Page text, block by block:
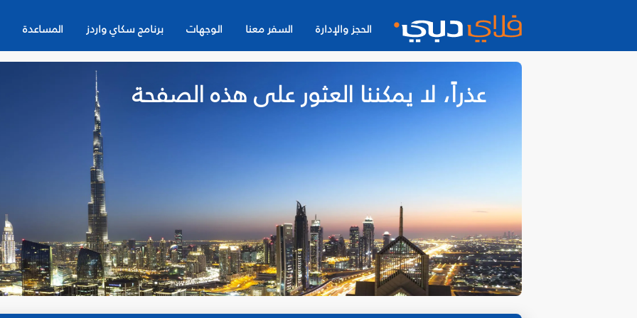
الحجز والإدارة السفر معنا الوجهات برنامج سكاي واردز المساعدة
عذراً، لا يمكننا العثور على هذه الصفحة